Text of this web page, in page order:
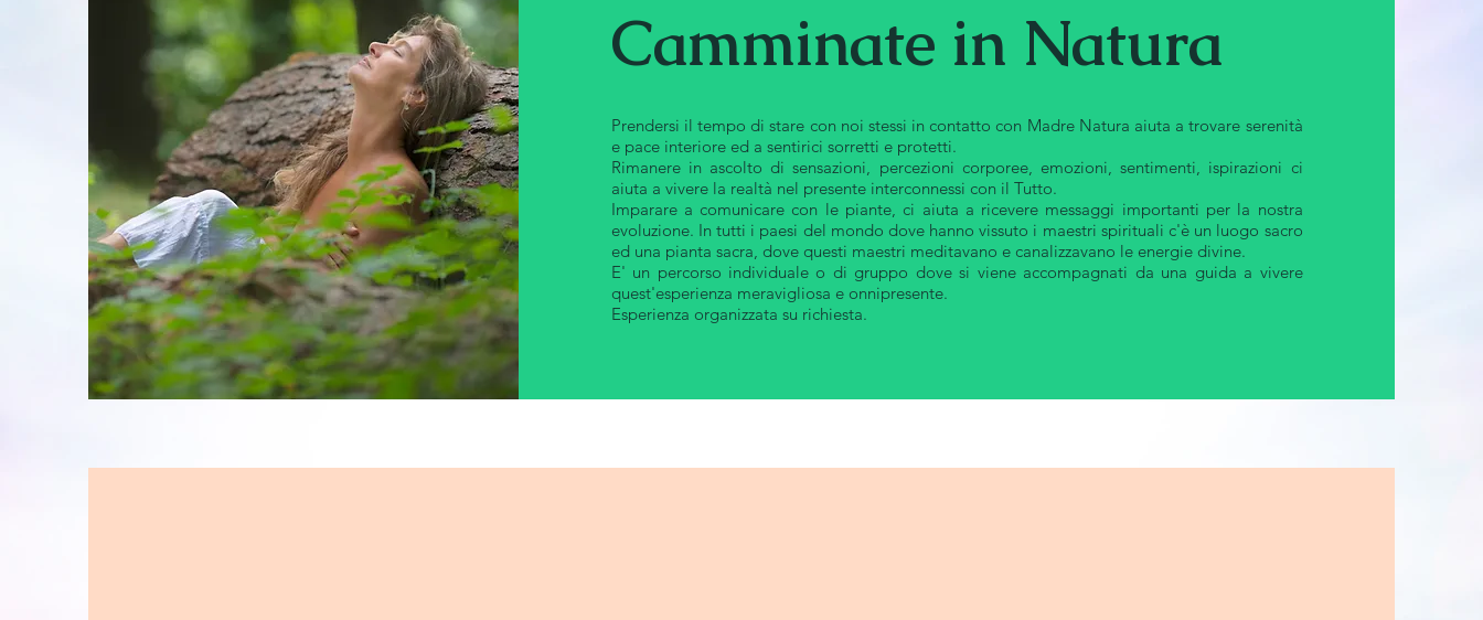
Camminate in Natura
Prendersi il tempo di stare con noi stessi in contatto con Madre Natura aiuta a trovare serenità
e pace interiore ed a sentirici sorretti e protetti.
Rimanere in ascolto di sensazioni, percezioni corporee, emozioni, sentimenti, ispirazioni ci
aiuta a vivere la realtà nel presente interconnessi con il Tutto.
Imparare a comunicare con le piante, ci aiuta a ricevere messaggi importanti per la nostra
evoluzione. In tutti i paesi del mondo dove hanno vissuto i maestri spirituali c'è un luogo sacro
ed una pianta sacra, dove questi maestri meditavano e canalizzavano le energie divine.
E' un percorso individuale o di gruppo dove si viene accompagnati da una guida a vivere
quest'esperienza meravigliosa e onnipresente.
Esperienza organizzata su richiesta.